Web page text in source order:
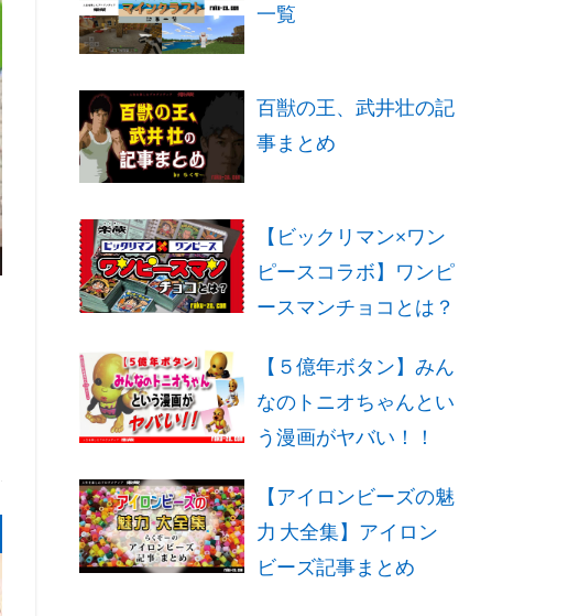
一覧
百獣の王、武井壮の記
事まとめ
【ビックリマン×ワン
ピースコラボ】ワンピ
ースマンチョコとは？
【５億年ボタン】みん
なのトニオちゃんとい
う漫画がヤバい！！
【アイロンビーズの魅
力 大全集】アイロン
ビーズ記事まとめ